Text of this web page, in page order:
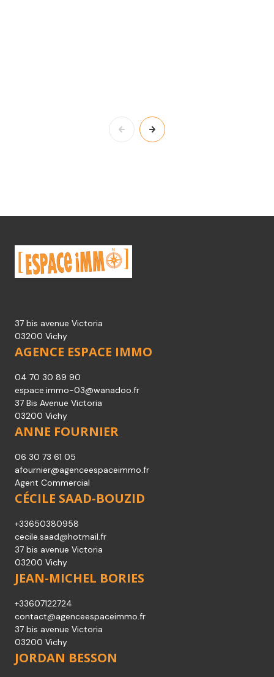
37 bis avenue Victoria
03200 Vichy
AGENCE ESPACE IMMO
04 70 30 89 90
espace.immo-03@wanadoo.fr
37 Bis Avenue Victoria
03200 Vichy
ANNE FOURNIER
06 30 73 61 05
afournier@agenceespaceimmo.fr
Agent Commercial
CÉCILE SAAD-BOUZID
+33650380958
cecile.saad@hotmail.fr
37 bis avenue Victoria
03200 Vichy
JEAN-MICHEL BORIES
+33607122724
contact@agenceespaceimmo.fr
37 bis avenue Victoria
03200 Vichy
JORDAN BESSON